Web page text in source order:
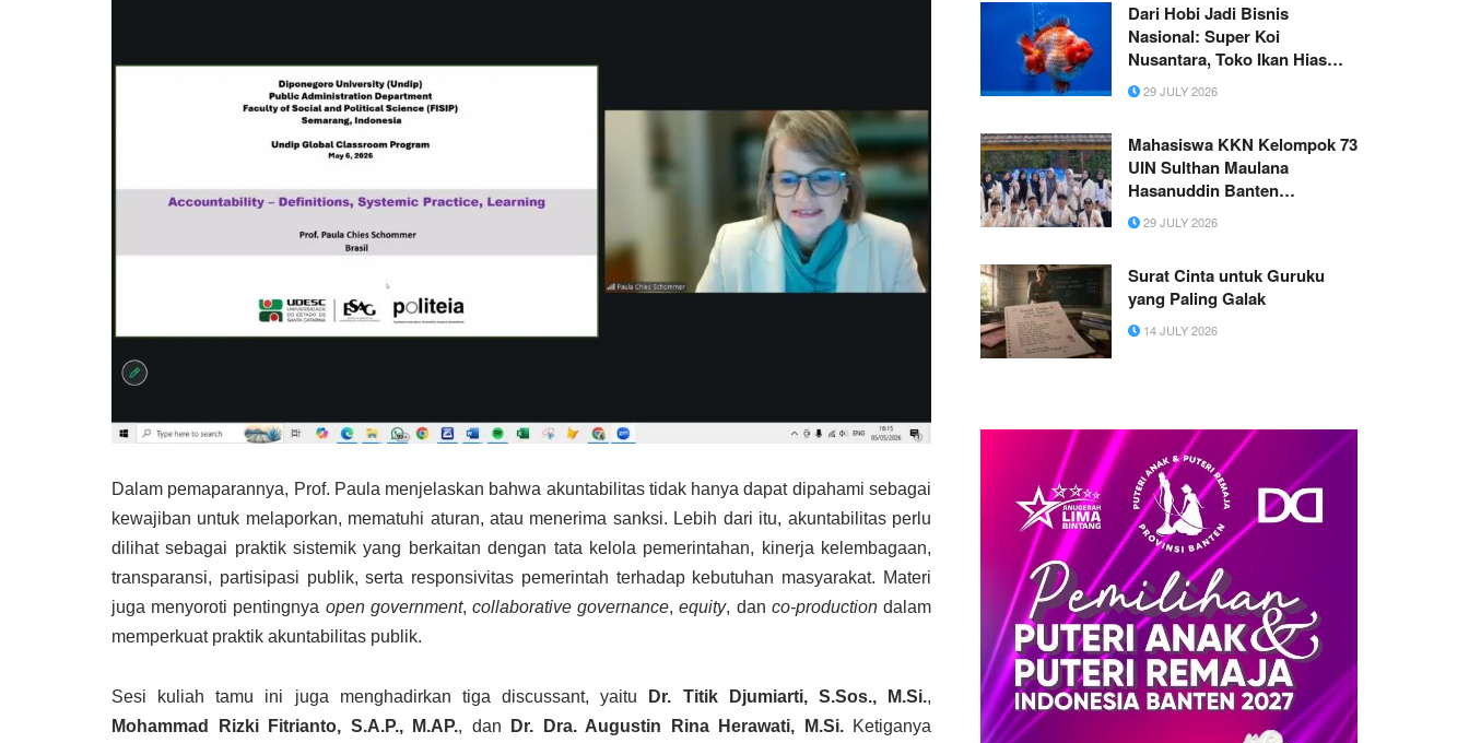
Dalam pemaparannya, Prof. Paula menjelaskan bahwa akuntabilitas tidak hanya dapat dipahami sebagai
kewajiban untuk melaporkan, mematuhi aturan, atau menerima sanksi. Lebih dari itu, akuntabilitas perlu
dilihat sebagai praktik sistemik yang berkaitan dengan tata kelola pemerintahan, kinerja kelembagaan,
transparansi, partisipasi publik, serta responsivitas pemerintah terhadap kebutuhan masyarakat. Materi
juga menyoroti pentingnya open government,collaborative governance,equity, dan co-productiondalam
memperkuat praktik akuntabilitas publik.
Sesi kuliah tamu ini juga menghadirkan tiga discussant, yaitu Dr. Titik Djumiarti, S.Sos., M.Si.,
Mohammad Rizki Fitrianto, S.A.P., M.AP., dan Dr. Dra. Augustin Rina Herawati, M.Si.Ketiganya
Dari Hobi Jadi Bisnis
Nasional: Super Koi
Nusantara, Toko Ikan Hias
Asal Serpong yang Raih
Rating 5 Bintang dan
se-Indonesia (Ganti gambar
utama, bukan gambar logo,
brosur, tanpa ada tulisan)
(dilarang mencantumkan
29 JULY 2026
Mahasiswa KKN Kelompok 73
UIN Sulthan Maulana
Hasanuddin Banten
Melaksanakan Kegiatan
Mengajar di SDN Seuat Ptir
29 JULY 2026
Surat Cinta untuk Guruku
yang Paling Galak
14 JULY 2026